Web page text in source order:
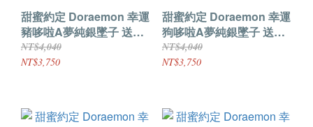
甜蜜約定 Doraemon 幸運
豬哆啦A夢純銀墜子 送項
鍊
NT$4,040
NT$3,750
甜蜜約定 Doraemon 幸運
狗哆啦A夢純銀墜子 送項
鍊
NT$4,040
NT$3,750